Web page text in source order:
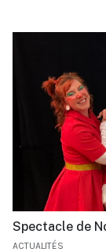
Spectacle de
ACTUALITÉS